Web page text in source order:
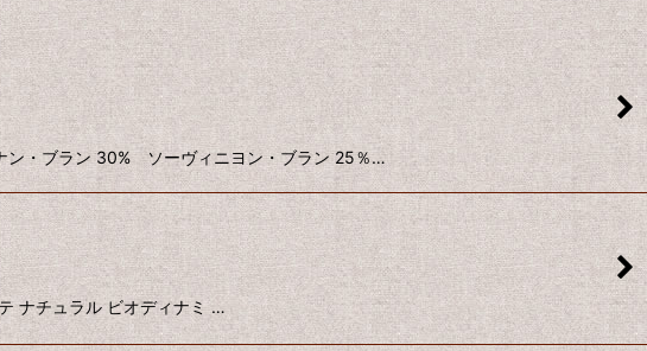
ン・ブラン 30% ソーヴィニヨン・ブラン 25％…
ナチュラル ビオディナミ …